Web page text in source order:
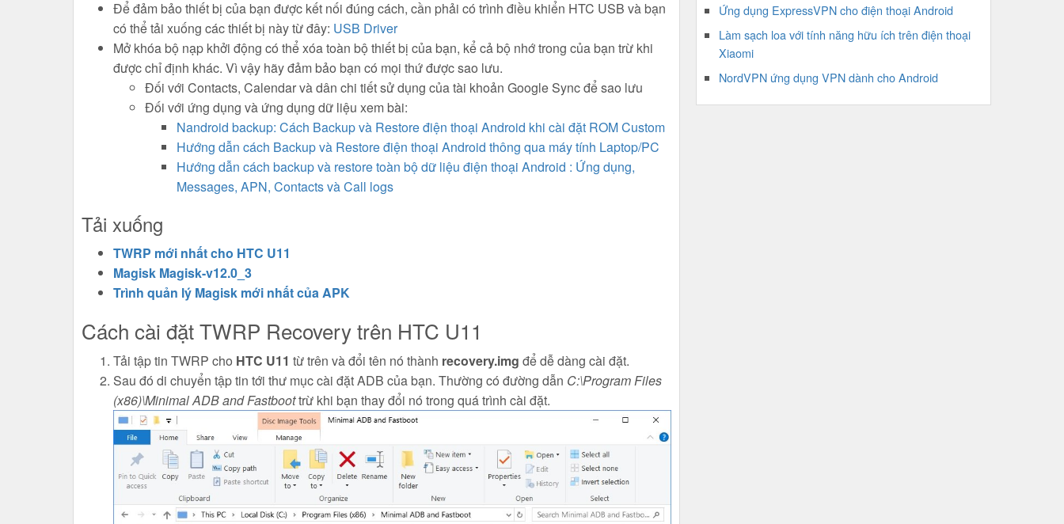
Để đảm bảo thiết bị của bạn được kết nối đúng cách, cần phải có trình điều khiển HTC USB và bạn
có thể tải xuống các thiết bị này từ đây: USB Driver
Mở khóa bộ nạp khởi động có thể xóa toàn bộ thiết bị của bạn, kể cả bộ nhớ trong của bạn trừ khi
được chỉ định khác. Vì vậy hãy đảm bảo bạn có mọi thứ được sao lưu.
Đối với Contacts, Calendar và dân chi tiết sử dụng của tài khoản Google Sync để sao lưu
Đối với ứng dụng và ứng dụng dữ liệu xem bài:
Nandroid backup: Cách Backup và Restore điện thoại Android khi cài đặt ROM Custom
Hướng dẫn cách Backup và Restore điện thoại Android thông qua máy tính Laptop/PC
Hướng dẫn cách backup và restore toàn bộ dữ liệu điện thoại Android : Ứng dụng,
Messages, APN, Contacts và Call logs
Tải xuống
TWRP mới nhất cho HTC U11
Magisk Magisk-v12.0_3
Trình quản lý Magisk mới nhất của APK
Cách cài đặt TWRP Recovery trên HTC U11
Tải tập tin TWRP cho HTC U11 từ trên và đổi tên nó thành recovery.img để dễ dàng cài đặt.
Sau đó di chuyển tập tin tới thư mục cài đặt ADB của bạn. Thường có đường dẫn C:\Program Files
(x86)\Minimal ADB and Fastboottrừ khi bạn thay đổi nó trong quá trình cài đặt.
Ứng dụng ExpressVPN cho điện thoại Android
Làm sạch loa với tính năng hữu ích trên điện thoại
Xiaomi
NordVPN ứng dụng VPN dành cho Android